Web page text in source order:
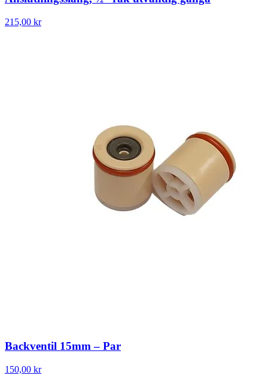
215,00 kr
Backventil 15mm – Par
150,00 kr